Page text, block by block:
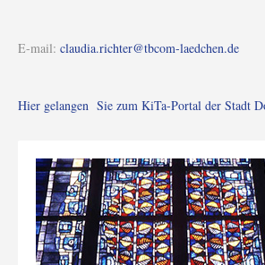
E-mail: claudia.richter@tbcom-laedchen.de
Hier gelangen Sie zum KiTa-Portal der Stadt